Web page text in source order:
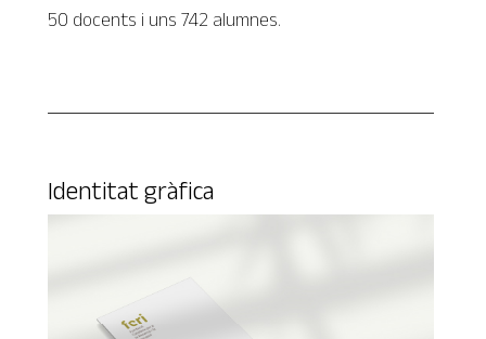
50 docents i uns 742 alumnes.
Identitat gràfica